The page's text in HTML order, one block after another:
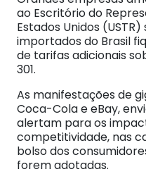
ao Escritório do
Estados Unidos
importados do Brasil
de tarifas adicionais
301.
As manifestações de
Coca-Cola e eBay,
alertam para os
competitividade, nas
bolso dos
forem adotadas.